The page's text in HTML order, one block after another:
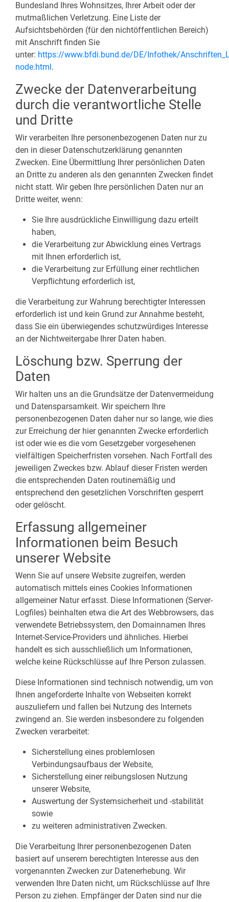
Bundesland Ihres Wohnsitzes, Ihrer Arbeit oder der
mutmaßlichen Verletzung. Eine Liste der
Aufsichtsbehörden (für den nichtöffentlichen Bereich)
mit Anschrift finden Sie
unter: https://www.bfdi.bund.de/DE/Infothek/
node.html.
Zwecke der Datenverarbeitung
durch die verantwortliche Stelle
und Dritte
Wir verarbeiten Ihre personenbezogenen Daten nur zu
den in dieser Datenschutzerklärung genannten
Zwecken. Eine Übermittlung Ihrer persönlichen Daten
an Dritte zu anderen als den genannten Zwecken findet
nicht statt. Wir geben Ihre persönlichen Daten nur an
Dritte weiter, wenn:
Sie Ihre ausdrückliche Einwilligung dazu erteilt
haben,
die Verarbeitung zur Abwicklung eines Vertrags
mit Ihnen erforderlich ist,
die Verarbeitung zur Erfüllung einer rechtlichen
Verpflichtung erforderlich ist,
die Verarbeitung zur Wahrung berechtigter Interessen
erforderlich ist und kein Grund zur Annahme besteht,
dass Sie ein überwiegendes schutzwürdiges Interesse
an der Nichtweitergabe Ihrer Daten haben.
Löschung bzw. Sperrung der
Daten
Wir halten uns an die Grundsätze der Datenvermeidung
und Datensparsamkeit. Wir speichern Ihre
personenbezogenen Daten daher nur so lange, wie dies
zur Erreichung der hier genannten Zwecke erforderlich
ist oder wie es die vom Gesetzgeber vorgesehenen
vielfältigen Speicherfristen vorsehen. Nach Fortfall des
jeweiligen Zweckes bzw. Ablauf dieser Fristen werden
die entsprechenden Daten routinemäßig und
entsprechend den gesetzlichen Vorschriften gesperrt
oder gelöscht.
Erfassung allgemeiner
Informationen beim Besuch
unserer Website
Wenn Sie auf unsere Website zugreifen, werden
automatisch mittels eines Cookies Informationen
allgemeiner Natur erfasst. Diese Informationen (Server-
Logfiles) beinhalten etwa die Art des Webbrowsers, das
verwendete Betriebssystem, den Domainnamen Ihres
Internet-Service-Providers und ähnliches. Hierbei
handelt es sich ausschließlich um Informationen,
welche keine Rückschlüsse auf Ihre Person zulassen.
Diese Informationen sind technisch notwendig, um von
Ihnen angeforderte Inhalte von Webseiten korrekt
auszuliefern und fallen bei Nutzung des Internets
zwingend an. Sie werden insbesondere zu folgenden
Zwecken verarbeitet:
Sicherstellung eines problemlosen
Verbindungsaufbaus der Website,
Sicherstellung einer reibungslosen Nutzung
unserer Website,
Auswertung der Systemsicherheit und -stabilität
sowie
zu weiteren administrativen Zwecken.
Die Verarbeitung Ihrer personenbezogenen Daten
basiert auf unserem berechtigten Interesse aus den
vorgenannten Zwecken zur Datenerhebung. Wir
verwenden Ihre Daten nicht, um Rückschlüsse auf Ihre
Person zu ziehen. Empfänger der Daten sind nur die